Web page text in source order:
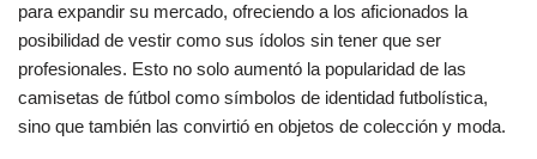
para expandir su mercado, ofreciendo a los aficionados la
posibilidad de vestir como sus ídolos sin tener que ser
profesionales. Esto no solo aumentó la popularidad de las
camisetas de fútbol como símbolos de identidad futbolística,
sino que también las convirtió en objetos de colección y moda.